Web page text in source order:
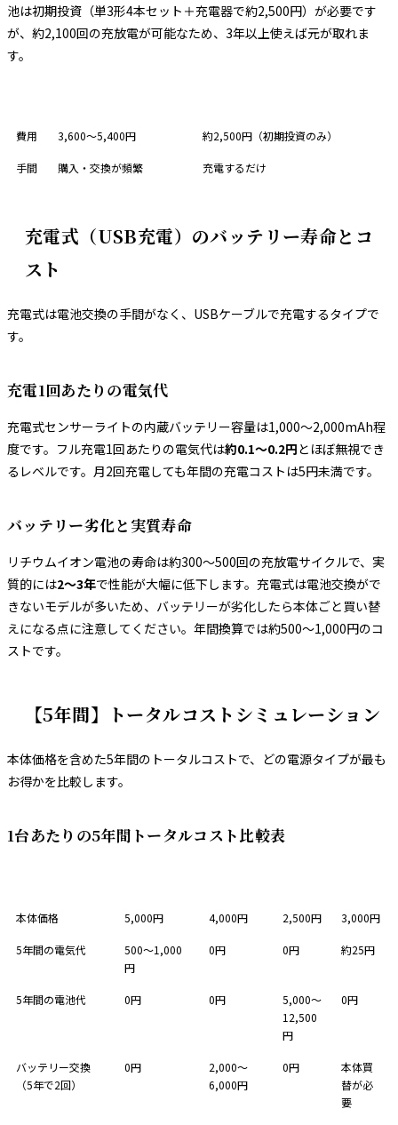
池は初期投資（単3形4本セット＋充電器で約2,500円）が必要です
が、約2,100回の充放電が可能なため、3年以上使えば元が取れま
す。
費用 3,600〜5,400円 約2,500円（初期投資のみ）
手間 購入・交換が頻繁 充電するだけ
充電式（USB充電）のバッテリー寿命とコ
スト
充電式は電池交換の手間がなく、USBケーブルで充電するタイプで
す。
充電1回あたりの電気代
充電式センサーライトの内蔵バッテリー容量は1,000〜2,000mAh程
度です。フル充電1回あたりの電気代は約0.1〜0.2円とほぼ無視でき
るレベルです。月2回充電しても年間の充電コストは5円未満です。
バッテリー劣化と実質寿命
リチウムイオン電池の寿命は約300〜500回の充放電サイクルで、実
質的には2〜3年で性能が大幅に低下します。充電式は電池交換がで
きないモデルが多いため、バッテリーが劣化したら本体ごと買い替
えになる点に注意してください。年間換算では約500〜1,000円のコ
ストです。
【5年間】トータルコストシミュレーション
本体価格を含めた5年間のトータルコストで、どの電源タイプが最も
お得かを比較します。
1台あたりの5年間トータルコスト比較表
本体価格 5,000円 4,000円 2,500円 3,000円
5年間の電気代
500〜1,000
円
0円 0円 約25円
5年間の電池代 0円 0円
5,000〜
12,500
円
0円
バッテリー交換
（5年で2回）
0円
2,000〜
6,000円
0円
本体買
替が必
要